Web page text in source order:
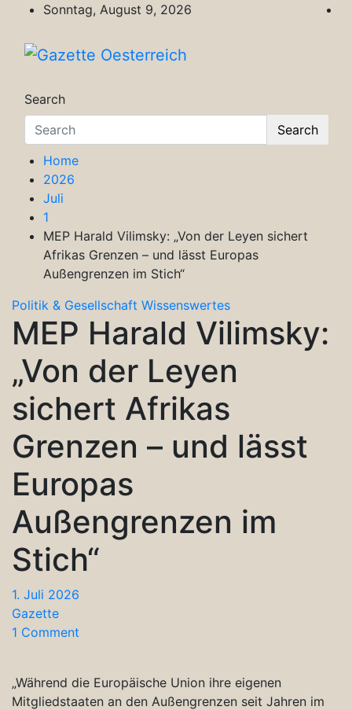
content
Sonntag, August 9, 2026
Search
Search
Home
2026
Juli
1
MEP Harald Vilimsky: „Von der Leyen sichert
Afrikas Grenzen – und lässt Europas
Außengrenzen im Stich“
Politik & Gesellschaft Wissenswertes
MEP Harald Vilimsky:
„Von der Leyen
sichert Afrikas
Grenzen – und lässt
Europas
Außengrenzen im
Stich“
1. Juli 2026
Gazette
1 Comment
„Während die Europäische Union ihre eigenen
Mitgliedstaaten an den Außengrenzen seit Jahren im